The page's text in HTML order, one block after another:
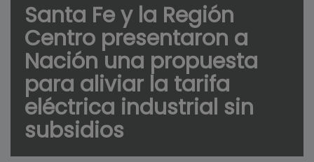
Santa Fe y la Región
Centro presentaron a
Nación una propuesta
para aliviar la tarifa
eléctrica industrial sin
subsidios